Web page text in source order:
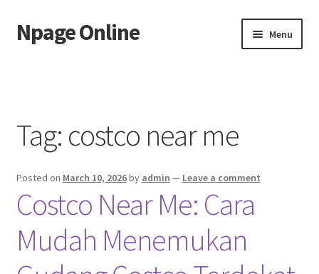
Skip
to
Skip
to
Npage Online Menu
Tag: costco near me
Posted on March 10, 2026by admin — Leave a comment
Costco Near Me: Cara
Mudah Menemukan